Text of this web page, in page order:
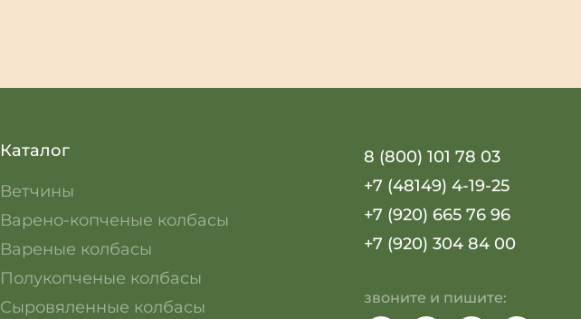
Каталог
Ветчины
Варено-копченые колбасы
Вареные колбасы
Полукопченые колбасы
Сыровяленные колбасы
8 (800) 101 78 03
+7 (48149) 4-19-25
+7 (920) 665 76 96
+7 (920) 304 84 00
звоните и пишите: